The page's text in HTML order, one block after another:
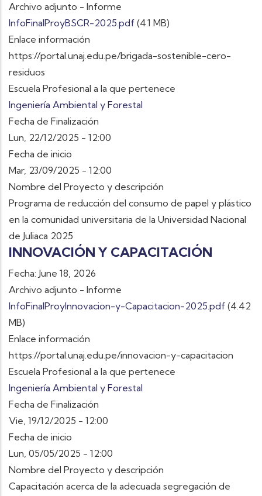
Archivo adjunto - Informe
InfoFinalProyBSCR-2025.pdf (4.1 MB)
Enlace información
https://portal.unaj.edu.pe/brigada-sostenible-cero-
residuos
Escuela Profesional a la que pertenece
Ingeniería Ambiental y Forestal
Fecha de Finalización
Lun, 22/12/2025 - 12:00
Fecha de inicio
Mar, 23/09/2025 - 12:00
Nombre del Proyecto y descripción
Programa de reducción del consumo de papel y plástico
en la comunidad universitaria de la Universidad Nacional
de Juliaca 2025
INNOVACIÓN Y CAPACITACIÓN
Fecha: June 18, 2026
Archivo adjunto - Informe
InfoFinalProyInnovacion-y-Capacitacion-2025.pdf (4.42
MB)
Enlace información
https://portal.unaj.edu.pe/innovacion-y-capacitacion
Escuela Profesional a la que pertenece
Ingeniería Ambiental y Forestal
Fecha de Finalización
Vie, 19/12/2025 - 12:00
Fecha de inicio
Lun, 05/05/2025 - 12:00
Nombre del Proyecto y descripción
Capacitación acerca de la adecuada segregación de